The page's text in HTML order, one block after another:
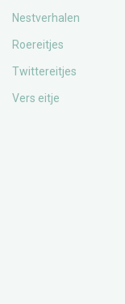
Nestverhalen
Roereitjes
Twittereitjes
Vers eitje